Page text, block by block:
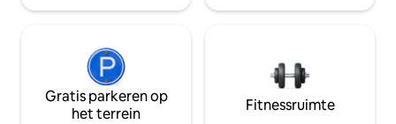
Gratis parkeren op
het terrein
Fitnessruimte